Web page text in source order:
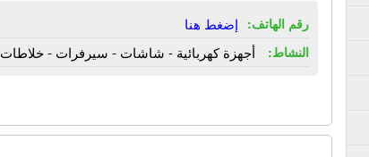
رقم الهاتف: إضغط هنا
النشاط: أجهزة كهربائية - شاشات - سيرفرات - خلاطات